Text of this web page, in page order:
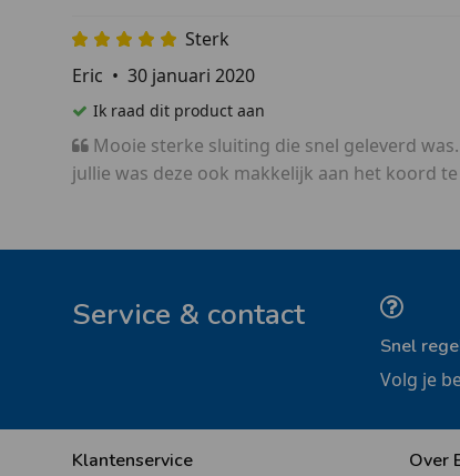
Sterk
Eric • 30 januari 2020
Ik raad dit product aan
Mooie sterke sluiting die snel geleverd
jullie was deze ook makkelijk aan het koord
Service & contact
Snel
Volg je
Klantenservice
Over